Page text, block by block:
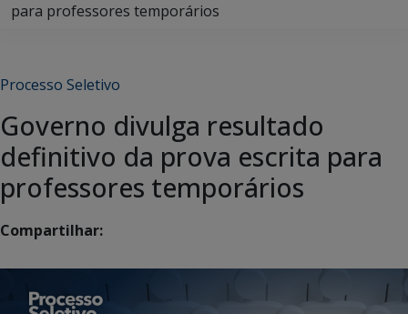
para professores temporários
Processo Seletivo
Governo divulga resultado
definitivo da prova escrita para
professores temporários
Compartilhar: